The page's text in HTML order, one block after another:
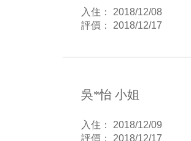
入住： 2018/12/08
評價： 2018/12/17
吳*怡 小姐
入住： 2018/12/09
評價： 2018/12/17